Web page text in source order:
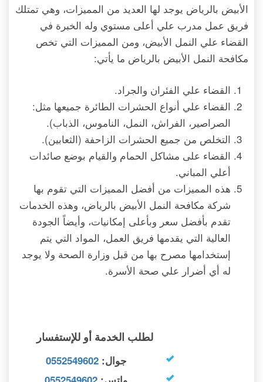
الأبيض بالرياض يوجد لها العديد من المميزات، وهي تمتلك
فريق عمل مدرب علي أعلى مستوي وله الخبرة في
القضاء علي النمل الأبيض، ومن المميزات التي تخص
مكافحة النمل الأبيض بالرياض ما يأتي:
القضاء علي الفئران والجراد.
القضاء علي أنواع الحشرات الطائرة جميعها مثل:
الصراصير، الفراش، النمل، الناموس، الذباب).
التخلص من جميع الحشرات الزاحفة (الثعابين).
القضاء على مشاكل الحمام والقيام بوضع صائدات
أعلي المباني.
هذه المميزات من أفضل المميزات التي تقوم بها
شركة مكافحة النمل الأبيض بالرياض، وهذه الخدمات
تقدم بأفضل سعر وبأعلى إمكانيات، وأيضاً الجودة
العالية التي يقدمها فريق العمل، المواد التي يتم
إستخدامها مصرح بها من قبل وزارة الصحة ولا يوجد
له أي أضرار علي صحة الأسرة.
لطلب الخدمة أو للإستفسار
جوال:0552549602